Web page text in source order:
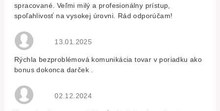
spracované. Veľmi milý a profesionálny prístup,
spoľahlivosť na vysokej úrovni. Rád odporúčam!
Hodnocení obchodu je 5 z 5 hvězdiček.
13.01.2025
Rýchla bezproblémová komunikácia tovar v poriadku ako
bonus dokonca darček .
Hodnocení obchodu je 5 z 5 hvězdiček.
02.12.2024